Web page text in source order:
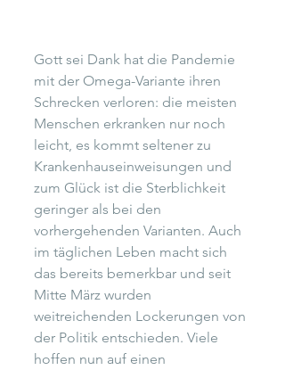
Gott sei Dank hat die Pandemie
mit der Omega-Variante ihren
Schrecken verloren: die meisten
Menschen erkranken nur noch
leicht, es kommt seltener zu
Krankenhauseinweisungen und
zum Glück ist die Sterblichkeit
geringer als bei den
vorhergehenden Varianten. Auch
im täglichen Leben macht sich
das bereits bemerkbar und seit
Mitte März wurden
weitreichenden Lockerungen von
der Politik entschieden. Viele
hoffen nun auf einen